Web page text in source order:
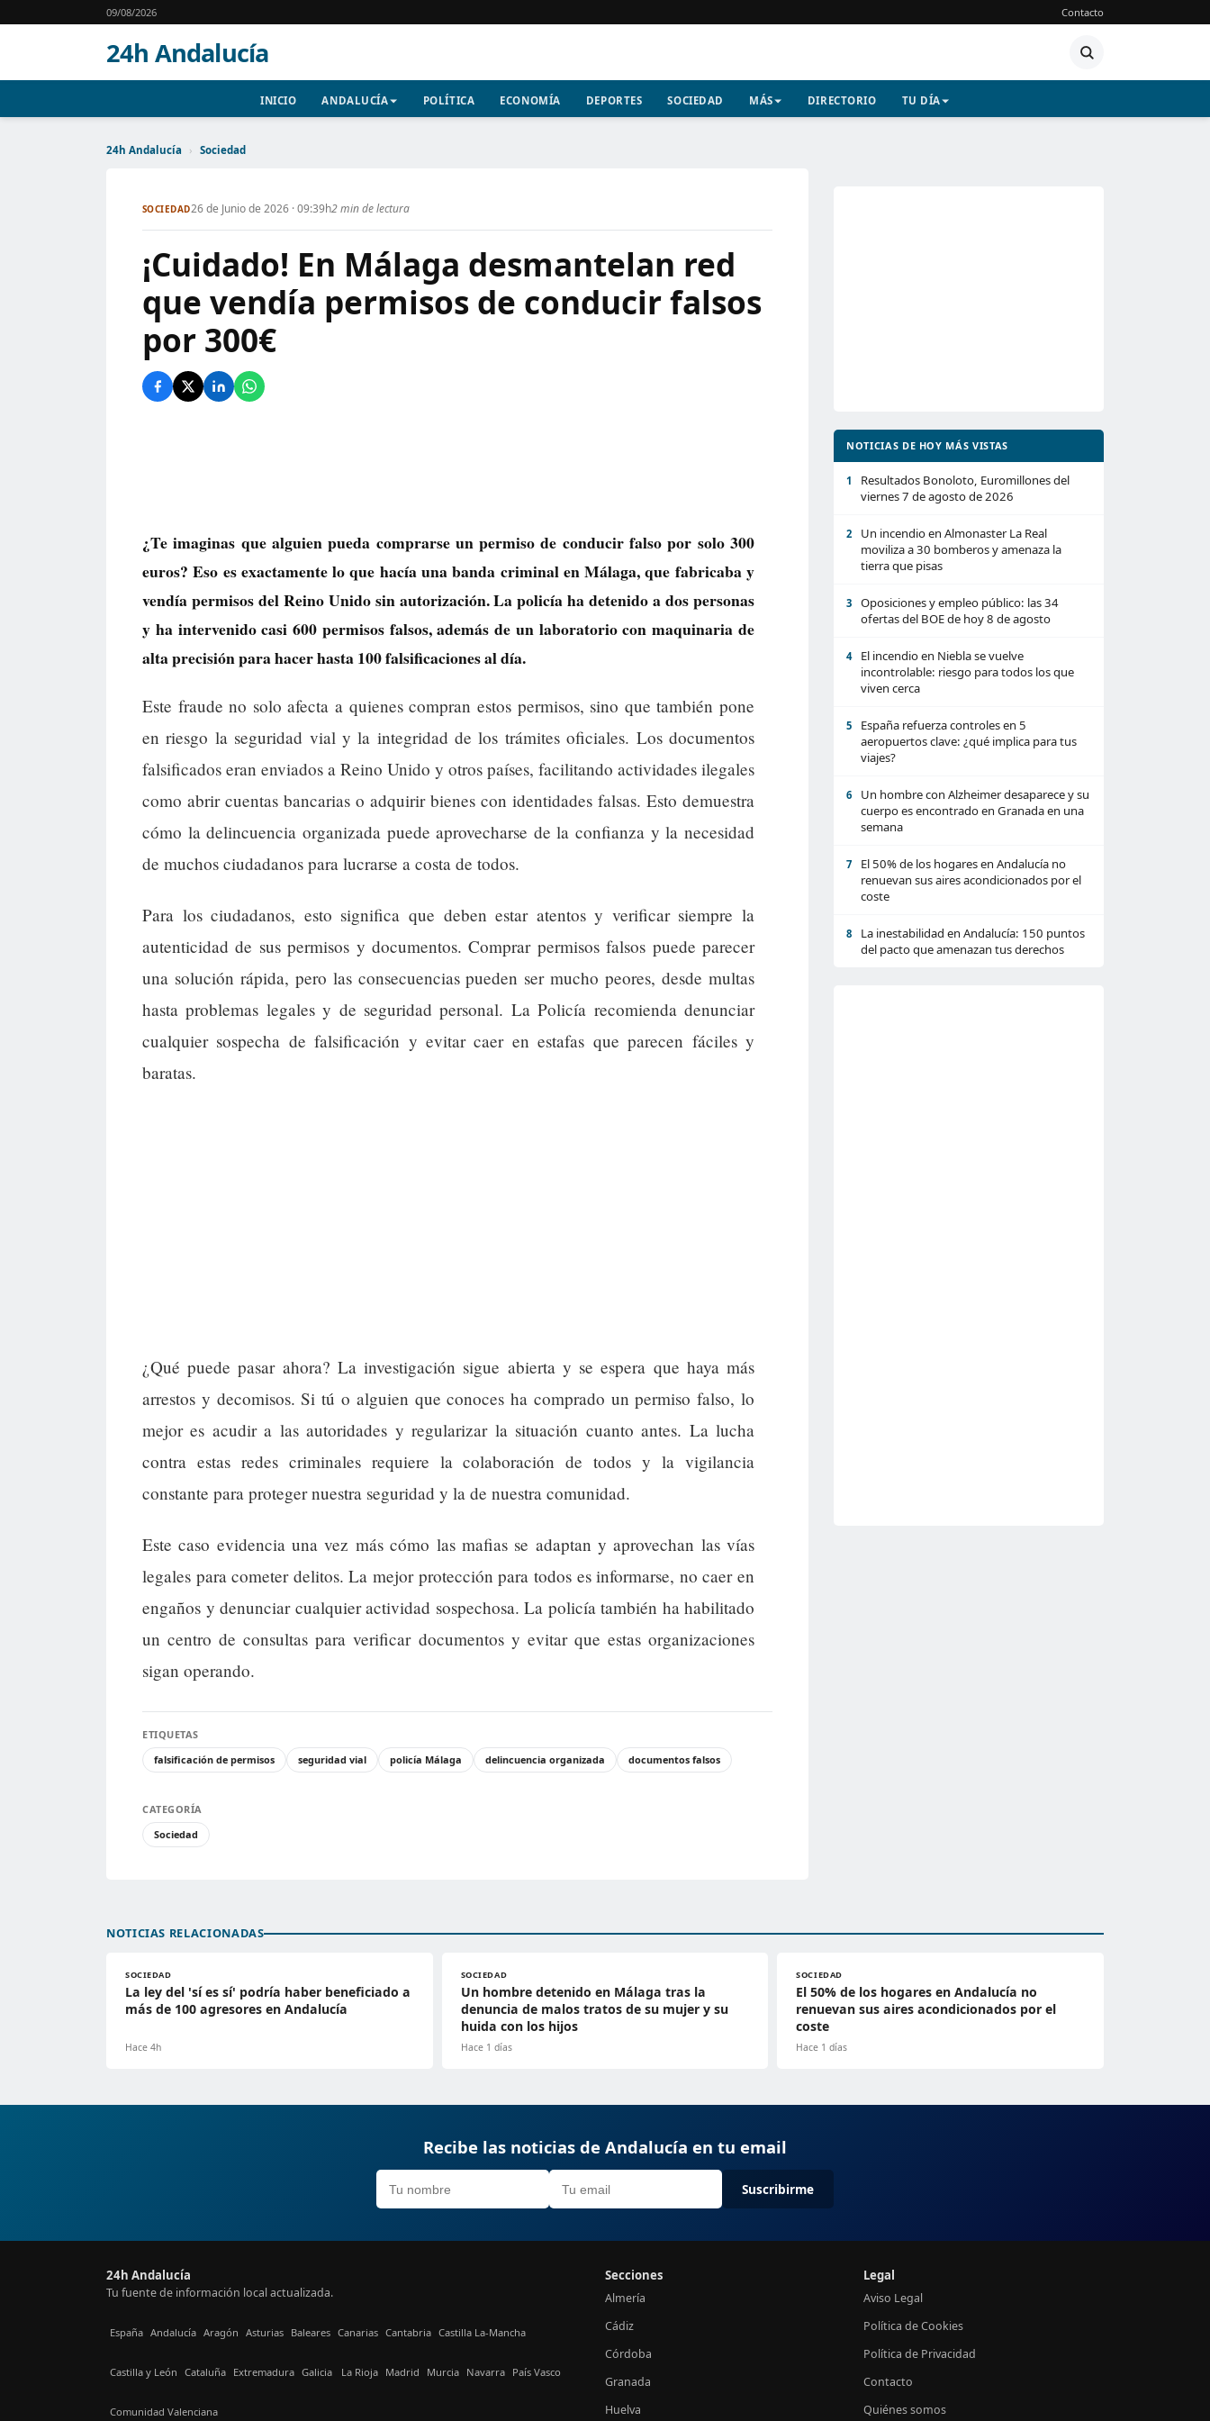
09/08/2026 Contacto
24h Andalucía
INICIO ANDALUCÍA POLÍTICA ECONOMÍA DEPORTES SOCIEDAD MÁS DIRECTORIO TU DÍA
24h Andalucía › Sociedad
SOCIEDAD26 de Junio de 2026 · 09:39h2 min de lectura
¡Cuidado! En Málaga desmantelan red
que vendía permisos de conducir falsos
por 300€
¿Te imaginas que alguien pueda comprarse un permiso de conducir falso por solo 300
euros? Eso es exactamente lo que hacía una banda criminal en Málaga, que fabricaba y
vendía permisos del Reino Unido sin autorización. La policía ha detenido a dos personas
y ha intervenido casi 600 permisos falsos, además de un laboratorio con maquinaria de
alta precisión para hacer hasta 100 falsificaciones al día.
Este fraude no solo afecta a quienes compran estos permisos, sino que también pone
en riesgo la seguridad vial y la integridad de los trámites oficiales. Los documentos
falsificados eran enviados a Reino Unido y otros países, facilitando actividades ilegales
como abrir cuentas bancarias o adquirir bienes con identidades falsas. Esto demuestra
cómo la delincuencia organizada puede aprovecharse de la confianza y la necesidad
de muchos ciudadanos para lucrarse a costa de todos.
Para los ciudadanos, esto significa que deben estar atentos y verificar siempre la
autenticidad de sus permisos y documentos. Comprar permisos falsos puede parecer
una solución rápida, pero las consecuencias pueden ser mucho peores, desde multas
hasta problemas legales y de seguridad personal. La Policía recomienda denunciar
cualquier sospecha de falsificación y evitar caer en estafas que parecen fáciles y
baratas.
¿Qué puede pasar ahora? La investigación sigue abierta y se espera que haya más
arrestos y decomisos. Si tú o alguien que conoces ha comprado un permiso falso, lo
mejor es acudir a las autoridades y regularizar la situación cuanto antes. La lucha
contra estas redes criminales requiere la colaboración de todos y la vigilancia
constante para proteger nuestra seguridad y la de nuestra comunidad.
Este caso evidencia una vez más cómo las mafias se adaptan y aprovechan las vías
legales para cometer delitos. La mejor protección para todos es informarse, no caer en
engaños y denunciar cualquier actividad sospechosa. La policía también ha habilitado
un centro de consultas para verificar documentos y evitar que estas organizaciones
sigan operando.
ETIQUETAS
falsificación de permisos
seguridad vial policía Málaga delincuencia organizada documentos falsos
CATEGORÍA
Sociedad
NOTICIAS DE HOY MÁS VISTAS
1
Resultados Bonoloto, Euromillones del
viernes 7 de agosto de 2026
2
Un incendio en Almonaster La Real
moviliza a 30 bomberos y amenaza la
tierra que pisas
3
Oposiciones y empleo público: las 34
ofertas del BOE de hoy 8 de agosto
4
El incendio en Niebla se vuelve
incontrolable: riesgo para todos los que
viven cerca
5
España refuerza controles en 5
aeropuertos clave: ¿qué implica para tus
viajes?
6
Un hombre con Alzheimer desaparece y su
cuerpo es encontrado en Granada en una
semana
7
El 50% de los hogares en Andalucía no
renuevan sus aires acondicionados por el
coste
8
La inestabilidad en Andalucía: 150 puntos
del pacto que amenazan tus derechos
NOTICIAS RELACIONADAS
SOCIEDAD
La ley del 'sí es sí' podría haber beneficiado a
más de 100 agresores en Andalucía
Hace 4h
SOCIEDAD
Un hombre detenido en Málaga tras la
denuncia de malos tratos de su mujer y su
huida con los hijos
Hace 1 días
SOCIEDAD
El 50% de los hogares en Andalucía no
renuevan sus aires acondicionados por el
coste
Hace 1 días
Recibe las noticias de Andalucía en tu email
Suscribirme
24h Andalucía
Tu fuente de información local actualizada.
España Andalucía Aragón Asturias Baleares Canarias Cantabria Castilla La-Mancha
Castilla y León Cataluña Extremadura Galicia La Rioja Madrid Murcia Navarra País Vasco
Comunidad Valenciana
Secciones
Almería
Cádiz
Córdoba
Granada
Huelva
Legal
Aviso Legal
Política de Cookies
Política de Privacidad
Contacto
Quiénes somos